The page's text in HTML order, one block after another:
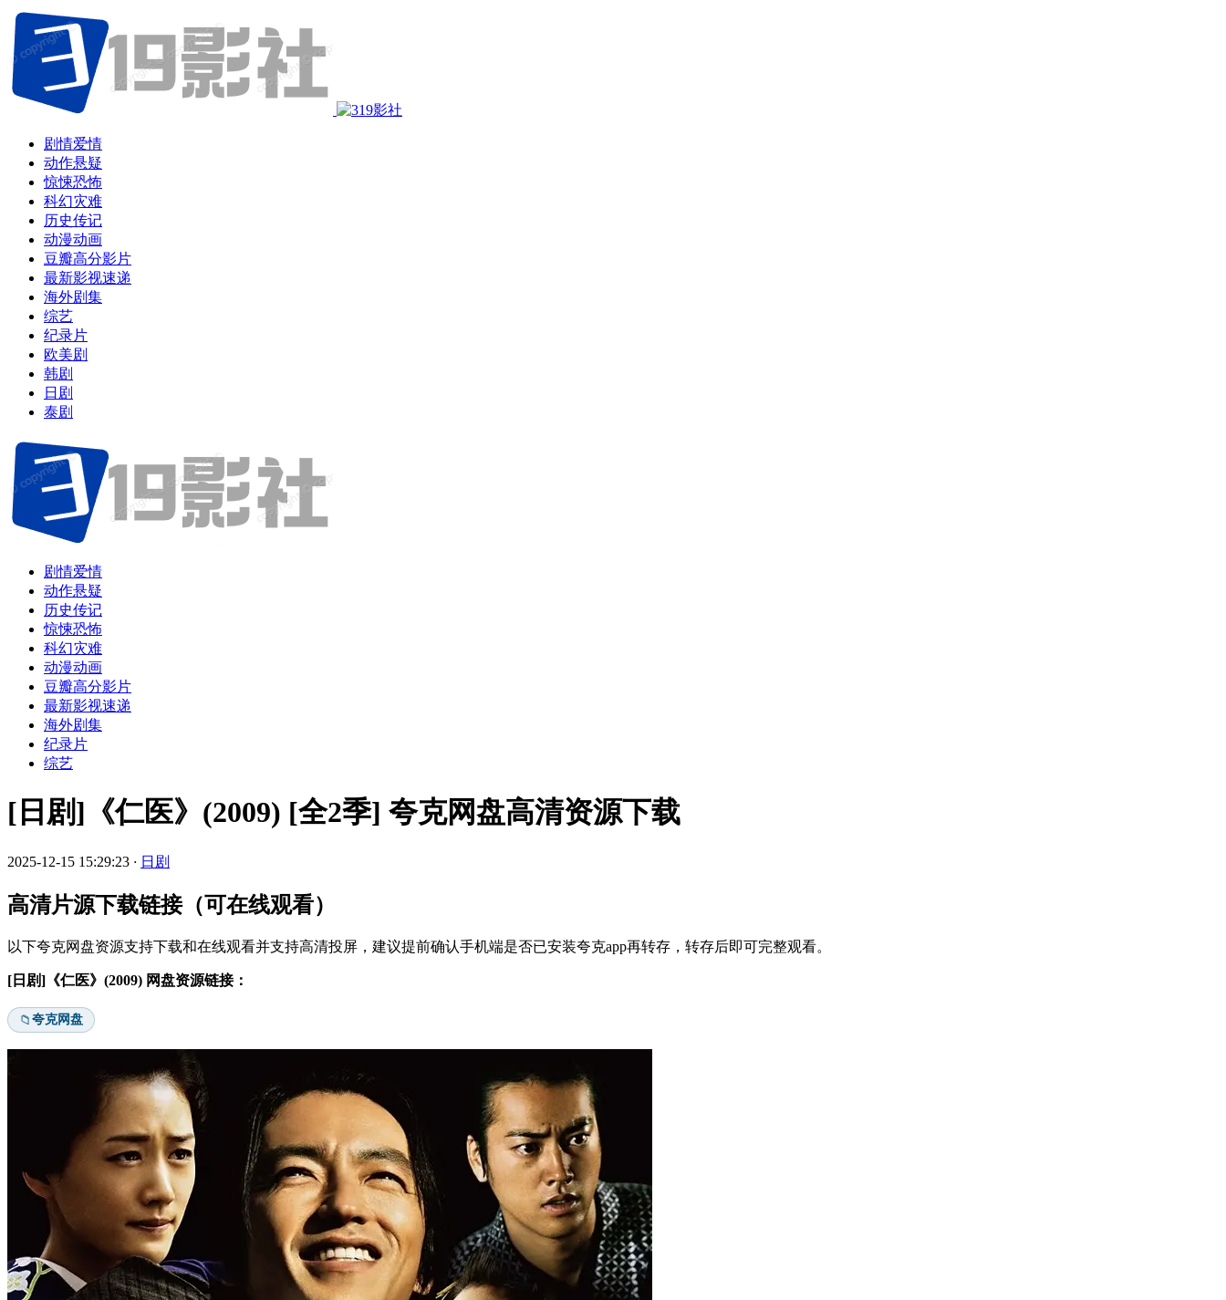
剧情爱情
动作悬疑
惊悚恐怖
科幻灾难
历史传记
动漫动画
豆瓣高分影片
最新影视速递
海外剧集
综艺
纪录片
欧美剧
韩剧
日剧
泰剧
剧情爱情
动作悬疑
历史传记
惊悚恐怖
科幻灾难
动漫动画
豆瓣高分影片
最新影视速递
海外剧集
纪录片
综艺
[日剧]《仁医》(2009) [全2季] 夸克网盘高清资源下载
2025-12-15 15:29:23 · 日剧
高清片源下载链接（可在线观看）
以下夸克网盘资源支持下载和在线观看并支持高清投屏，建议提前确认手机端是否已安装夸克app再转存，转存后即可完整观看。
[日剧]《仁医》(2009) 网盘资源链接：
📁夸克网盘